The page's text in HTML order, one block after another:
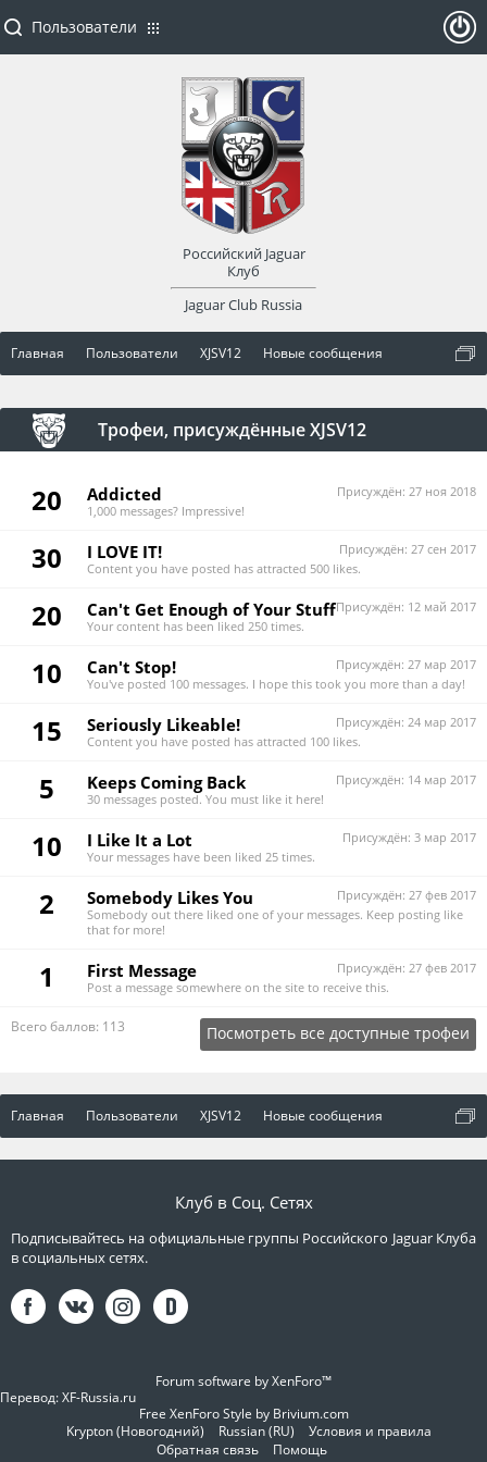
Главная Пользователи XJSV12 Новые сообщения
Трофеи, присуждённые XJSV12
20 Присуждён: 27 ноя 2018
Addicted
1,000 messages? Impressive!
30 Присуждён: 27 сен 2017
I LOVE IT!
Content you have posted has attracted 500 likes.
20 Присуждён: 12 май 2017
Can't Get Enough of Your Stuff
Your content has been liked 250 times.
10 Присуждён: 27 мар 2017
Can't Stop!
You've posted 100 messages. I hope this took you more than a day!
15 Присуждён: 24 мар 2017
Seriously Likeable!
Content you have posted has attracted 100 likes.
5 Присуждён: 14 мар 2017
Keeps Coming Back
30 messages posted. You must like it here!
10 Присуждён: 3 мар 2017
I Like It a Lot
Your messages have been liked 25 times.
2 Присуждён: 27 фев 2017
Somebody Likes You
Somebody out there liked one of your messages. Keep posting like
that for more!
1 Присуждён: 27 фев 2017
First Message
Post a message somewhere on the site to receive this.
Всего баллов: 113 Посмотреть все доступные трофеи
Главная Пользователи XJSV12 Новые сообщения
Пользователи
Российский Jaguar
Клуб
Jaguar Club Russia
оват
Клуб в Соц. Сетях
Подписывайтесь на официальные группы Российского Jaguar Клуба
в социальных сетях.
Forum software by XenForo™
Перевод:XF-Russia.ru
Free XenForo Style by Brivium.com
Krypton (Новогодний)
Russian (RU)
Условия и правила
Обратная связь
Помощь